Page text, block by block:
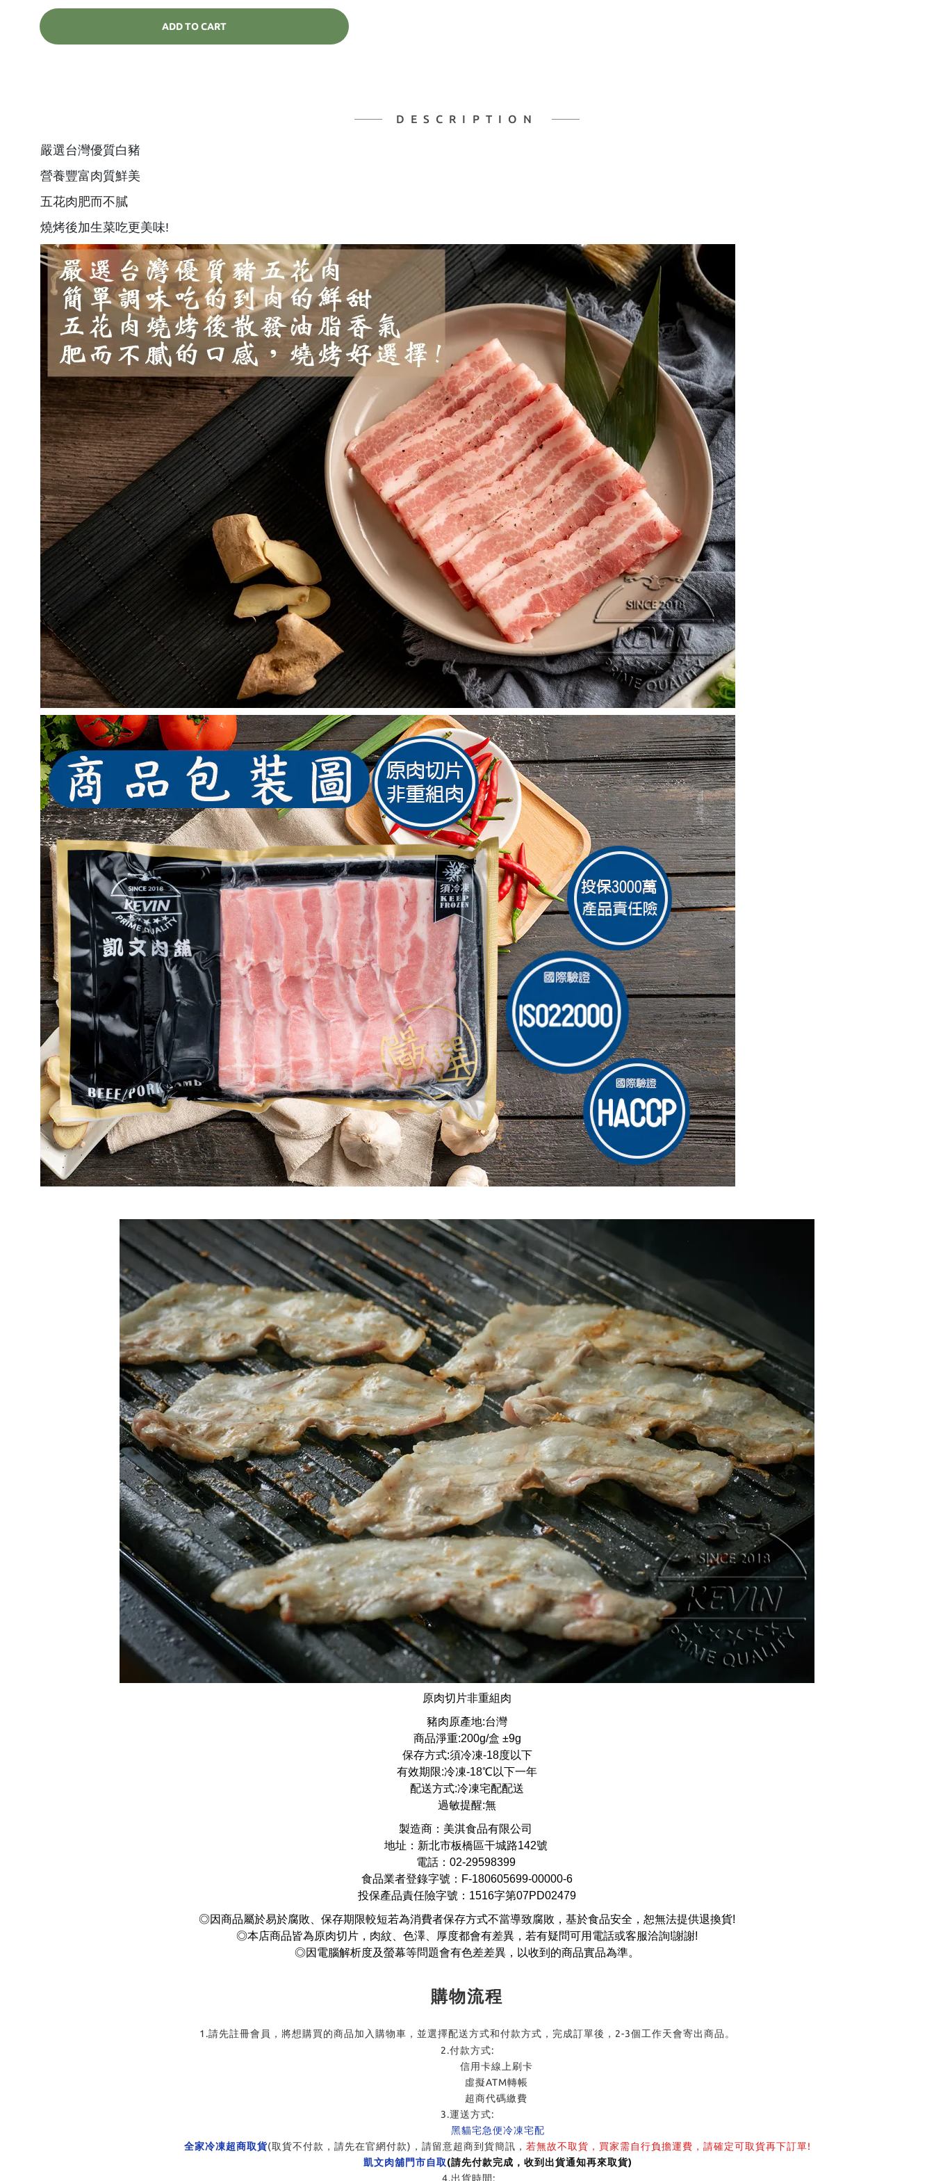
ADD TO CART
DESCRIPTION
嚴選台灣優質白豬
營養豐富肉質鮮美
五花肉肥而不膩
燒烤後加生菜吃更美味!
原肉切片非重組肉
豬肉原產地:台灣
商品淨重:200g/盒 ±9g
保存方式:須冷凍-18度以下
有效期限:冷凍-18℃以下一年
配送方式:冷凍宅配配送
過敏提醒:無
製造商：美淇食品有限公司
地址：新北市板橋區干城路142號
電話：02-29598399
食品業者登錄字號：F-180605699-00000-6
投保產品責任險字號：1516字第07PD02479
◎因商品屬於易於腐敗、保存期限較短若為消費者保存方式不當導致腐敗，基於食品安全，恕無法提供退換貨!
◎本店商品皆為原肉切片，肉紋、色澤、厚度都會有差異，若有疑問可用電話或客服洽詢!謝謝!
◎因電腦解析度及螢幕等問題會有色差差異，以收到的商品實品為準。
購物流程
1.請先註冊會員，將想購買的商品加入購物車，並選擇配送方式和付款方式，完成訂單後，2-3個工作天會寄出商品。
2.付款方式:
信用卡線上刷卡
虛擬ATM轉帳
超商代碼繳費
3.運送方式:
黑貓宅急便冷凍宅配
全家冷凍超商取貨(取貨不付款，請先在官網付款)，請留意超商到貨簡訊， 若無故不取貨，買家需自行負擔運費，請確定可取貨再下訂單!
凱文肉舖門市自取(請先付款完成，收到出貨通知再來取貨)
4.出貨時間: